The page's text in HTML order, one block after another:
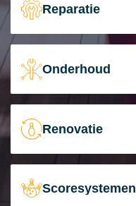
Reparatie
Onderhoud
Renovatie
Scoresystemen